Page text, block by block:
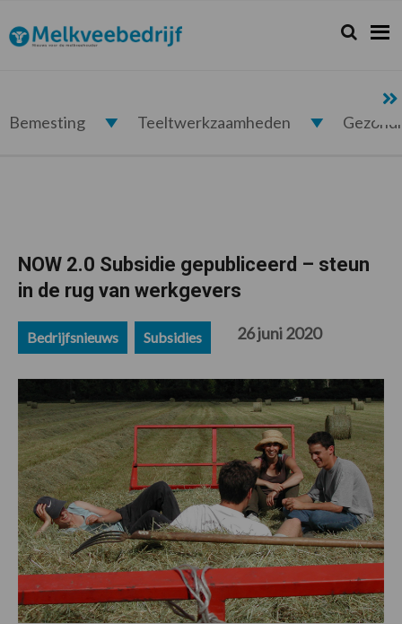
de
hoofdnavigatie
de
hoofd
de
eerste
de
voettekst
Melkveebedrijf.nl Zoeken...
Zoek
Bemesting Teeltwerkzaamheden
NOW 2.0 Subsidie gepubliceerd – steun
in de rug van werkgevers
Bedrijfsnieuws Subsidies 26 juni 2020